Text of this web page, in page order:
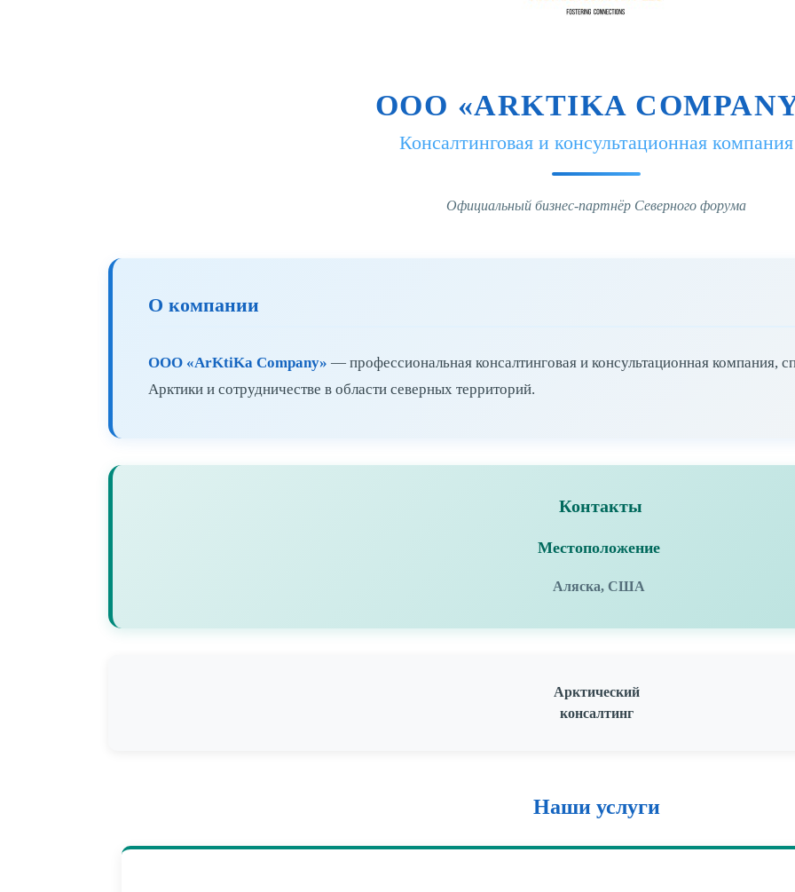
ООО «ARKTIKA
Консалтинговая и консультационная компания
Официальный бизнес-партнёр Северного форума
О компании
ООО «ArKtiKa Company» — профессиональная консалтинговая и консультационная компания,
Арктики и сотрудничестве в области северных территорий.
Контакты
Местоположение
Аляска, США
Арктический
консалтинг
Наши услуги